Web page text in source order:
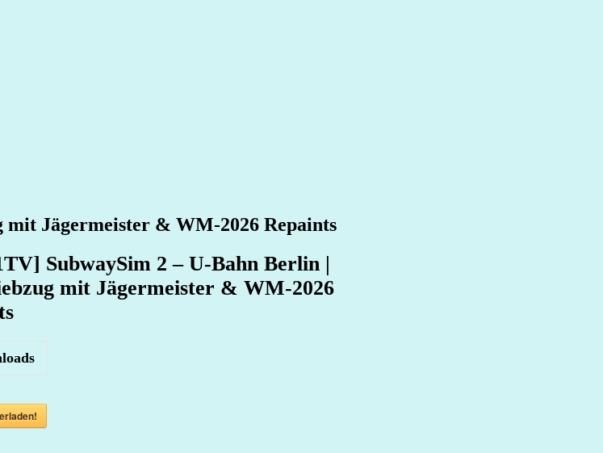
Jägermeister & WM‑2026 Repaints
SubwaySim 2 – U‑Bahn Berlin |
mit Jägermeister & WM‑2026